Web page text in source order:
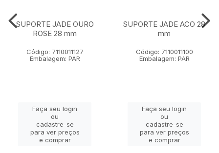
SUPORTE JADE OURO
ROSE 28 mm
Código: 7110011127
Embalagem: PAR
Faça seu login
ou
cadastre-se
para ver preços
e comprar
SUPORTE JADE ACO 28
mm
Código: 7110011100
Embalagem: PAR
Faça seu login
ou
cadastre-se
para ver preços
e comprar